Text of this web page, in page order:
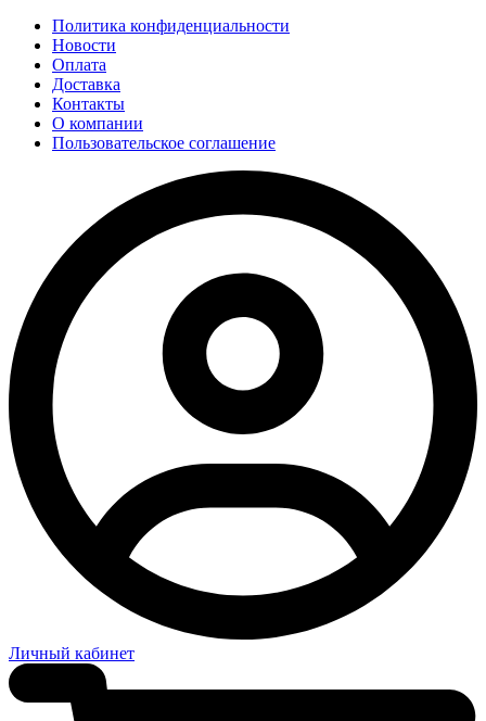
Политика конфиденциальности
Новости
Оплата
Доставка
Контакты
О компании
Пользовательское соглашение
Личный кабинет